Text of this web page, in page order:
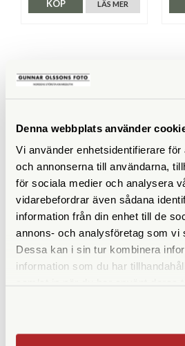
Denna webbplats använder
Vi använder enhetsidentifierare
och annonserna till användarna,
för sociala medier och analysera
vidarebefordrar även sådana
information från din enhet till de
annons- och analysföretag som vi
Dessa kan i sin tur kombinera
information som du har
LÄS MER
KÖP
SPECIFIKATIONER
ISO
Filmtyp Färg
ANDRA KÖPTE ÄVEN